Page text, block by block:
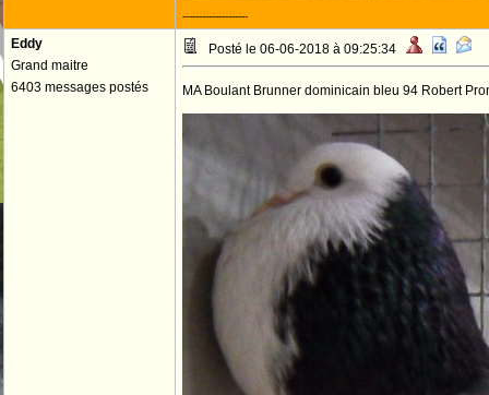
--------------------
Eddy
Grand maitre
6403 messages postés
Posté le 06-06-2018 à 09:25:34
MA Boulant Brunner dominicain bleu 94 Robert